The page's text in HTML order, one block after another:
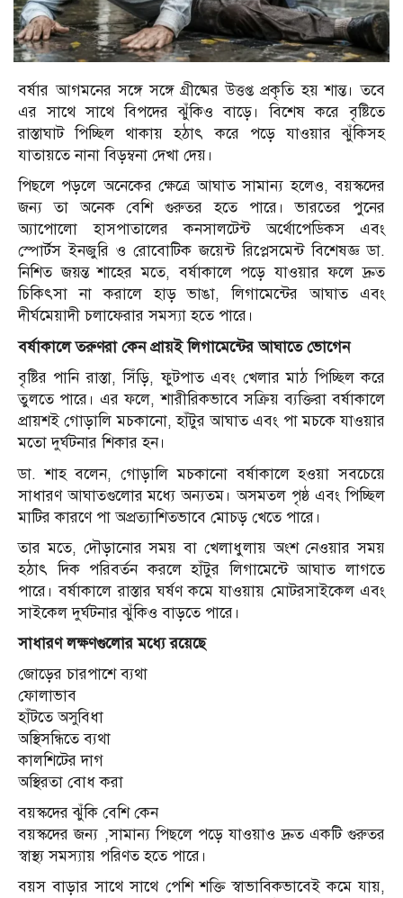
বর্ষার আগমনের সঙ্গে সঙ্গে গ্রীষ্মের উত্তপ্ত প্রকৃতি হয় শান্ত। তবে
এর সাথে সাথে বিপদের ঝুঁকিও বাড়ে। বিশেষ করে বৃষ্টিতে
রাস্তাঘাট পিচ্ছিল থাকায় হঠাৎ করে পড়ে যাওয়ার ঝুঁকিসহ
যাতায়তে নানা বিড়ম্বনা দেখা দেয়।
পিছলে পড়লে অনেকের ক্ষেত্রে আঘাত সামান্য হলেও, বয়স্কদের
জন্য তা অনেক বেশি গুরুতর হতে পারে। ভারতের পুনের
অ্যাপোলো হাসপাতালের কনসালটেন্ট অর্থোপেডিকস এবং
স্পোর্টস ইনজুরি ও রোবোটিক জয়েন্ট রিপ্লেসমেন্ট বিশেষজ্ঞ ডা.
নিশিত জয়ন্ত শাহের মতে, বর্ষাকালে পড়ে যাওয়ার ফলে দ্রুত
চিকিৎসা না করালে হাড় ভাঙা, লিগামেন্টের আঘাত এবং
দীর্ঘমেয়াদী চলাফেরার সমস্যা হতে পারে।
বর্ষাকালে তরুণরা কেন প্রায়ই লিগামেন্টের আঘাতে ভোগেন
বৃষ্টির পানি রাস্তা, সিঁড়ি, ফুটপাত এবং খেলার মাঠ পিচ্ছিল করে
তুলতে পারে। এর ফলে, শারীরিকভাবে সক্রিয় ব্যক্তিরা বর্ষাকালে
প্রায়শই গোড়ালি মচকানো, হাঁটুর আঘাত এবং পা মচকে যাওয়ার
মতো দুর্ঘটনার শিকার হন।
ডা. শাহ বলেন, গোড়ালি মচকানো বর্ষাকালে হওয়া সবচেয়ে
সাধারণ আঘাতগুলোর মধ্যে অন্যতম। অসমতল পৃষ্ঠ এবং পিচ্ছিল
মাটির কারণে পা অপ্রত্যাশিতভাবে মোচড় খেতে পারে।
তার মতে, দৌড়ানোর সময় বা খেলাধুলায় অংশ নেওয়ার সময়
হঠাৎ দিক পরিবর্তন করলে হাঁটুর লিগামেন্টে আঘাত লাগতে
পারে। বর্ষাকালে রাস্তার ঘর্ষণ কমে যাওয়ায় মোটরসাইকেল এবং
সাইকেল দুর্ঘটনার ঝুঁকিও বাড়তে পারে।
সাধারণ লক্ষণগুলোর মধ্যে রয়েছে
জোড়ের চারপাশে ব্যথা
ফোলাভাব
হাঁটতে অসুবিধা
অস্থিসন্ধিতে ব্যথা
কালশিটের দাগ
অস্থিরতা বোধ করা
বয়স্কদের ঝুঁকি বেশি কেন
বয়স্কদের জন্য ,সামান্য পিছলে পড়ে যাওয়াও দ্রুত একটি গুরুতর
স্বাস্থ্য সমস্যায় পরিণত হতে পারে।
বয়স বাড়ার সাথে সাথে পেশি শক্তি স্বাভাবিকভাবেই কমে যায়,